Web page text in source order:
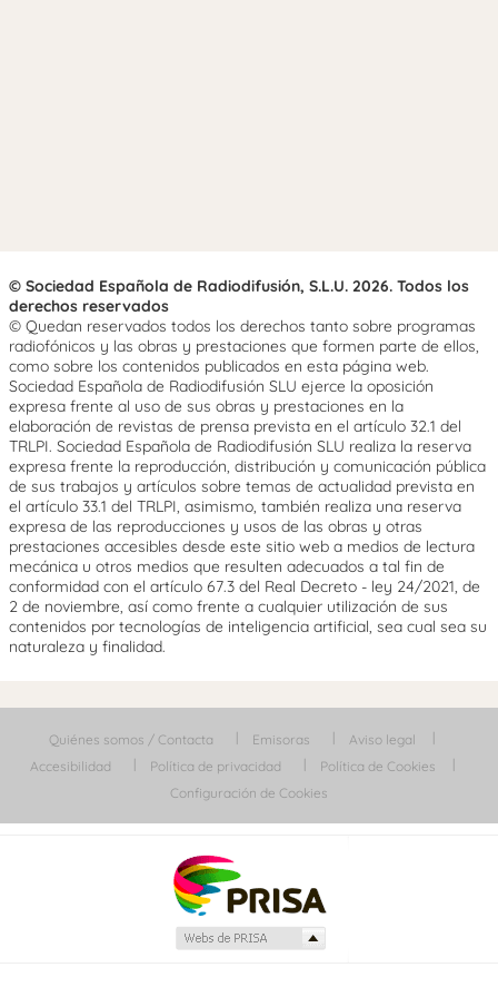
© Sociedad Española de Radiodifusión, S.L.U. 2026. Todos los
derechos reservados
© Quedan reservados todos los derechos tanto sobre programas
radiofónicos y las obras y prestaciones que formen parte de ellos,
como sobre los contenidos publicados en esta página web.
Sociedad Española de Radiodifusión SLU ejerce la oposición
expresa frente al uso de sus obras y prestaciones en la
elaboración de revistas de prensa prevista en el artículo 32.1 del
TRLPI. Sociedad Española de Radiodifusión SLU realiza la reserva
expresa frente la reproducción, distribución y comunicación pública
de sus trabajos y artículos sobre temas de actualidad prevista en
el artículo 33.1 del TRLPI, asimismo, también realiza una reserva
expresa de las reproducciones y usos de las obras y otras
prestaciones accesibles desde este sitio web a medios de lectura
mecánica u otros medios que resulten adecuados a tal fin de
conformidad con el artículo 67.3 del Real Decreto - ley 24/2021, de
2 de noviembre, así como frente a cualquier utilización de sus
contenidos por tecnologías de inteligencia artificial, sea cual sea su
naturaleza y finalidad.
Quiénes somos / Contacta Emisoras
Aviso legal
Accesibilidad
Política de privacidad
Política de Cookies
Configuración de Cookies